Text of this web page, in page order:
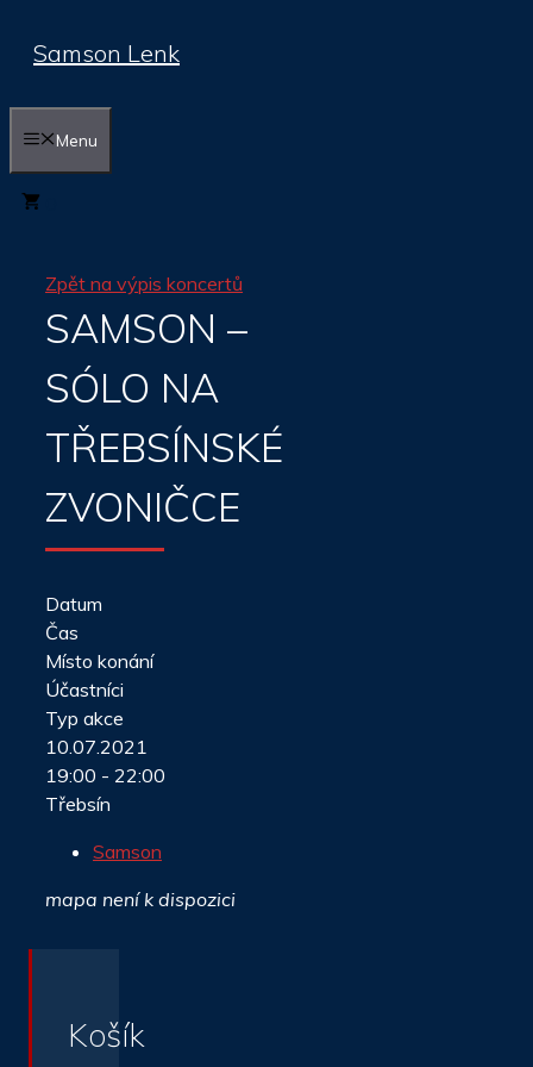
Samson Lenk
Menu
Zpět na výpis koncertů
SAMSON –
SÓLO NA
TŘEBSÍNSKÉ
ZVONIČCE
Datum
Čas
Místo konání
Účastníci
Typ akce
10.07.2021
19:00 - 22:00
Třebsín
Samson
mapa není k dispozici
Košík